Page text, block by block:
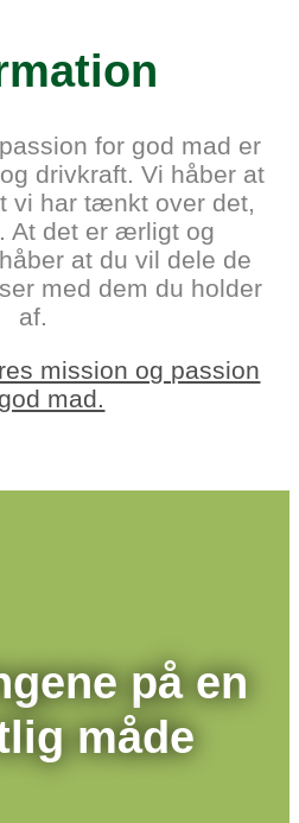
for god mad er
drivkraft. Vi håber at
vi har tænkt over det,
At det er ærligt og
at du vil dele de
med dem du holder
af.
mission og passion
mad.
på en
måde